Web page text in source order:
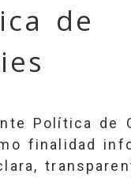
de
Política de
finalidad